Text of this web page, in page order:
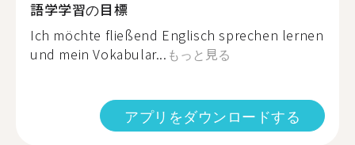
語学学習の目標
Ich möchte fließend Englisch sprechen lernen
und mein Vokabular... もっと見る
アプリをダウンロードする